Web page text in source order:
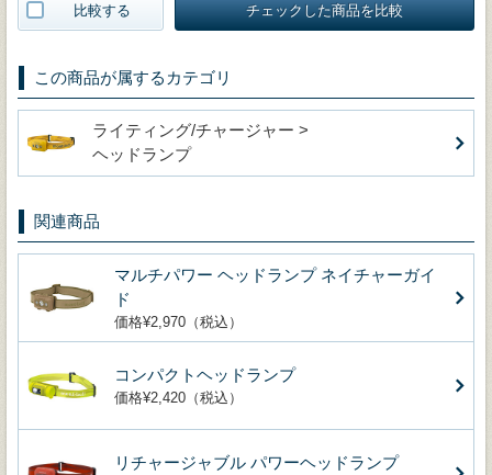
比較する チェックした商品を比較
この商品が属するカテゴリ
ライティング/チャージャー >
ヘッドランプ
関連商品
マルチパワー ヘッドランプ ネイチャーガイ
ド
価格¥2,970（税込）
コンパクトヘッドランプ
価格¥2,420（税込）
リチャージャブル パワーヘッドランプ